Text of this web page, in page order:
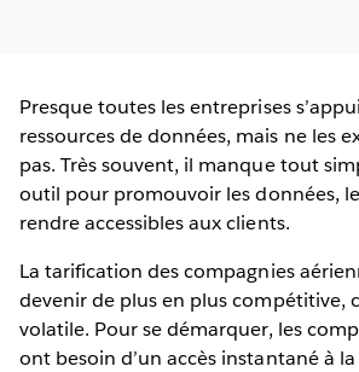
Presque toutes les entreprises
ressources de données, mais ne les
pas. Très souvent, il manque tout
outil pour promouvoir les données,
rendre accessibles aux clients.
La tarification des compagnies
devenir de plus en plus compétitive,
volatile. Pour se démarquer, les
ont besoin d’un accès instantané à